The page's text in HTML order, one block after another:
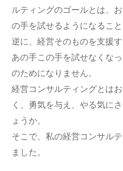
ルティングのゴールとは、
の手を試せるようになること
逆に、経営そのものを支援
あの手この手を試せなくな
のためになりません。
経営コンサルティングとは
く、勇気を与え、やる気に
ょうか。
そこで、私の経営コンサル
ました。